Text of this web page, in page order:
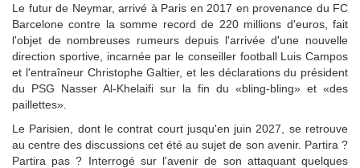
Le futur de Neymar, arrivé à Paris en 2017 en provenance du FC
Barcelone contre la somme record de 220 millions d'euros, fait
l'objet de nombreuses rumeurs depuis l'arrivée d'une nouvelle
direction sportive, incarnée par le conseiller football Luis Campos
et l'entraîneur Christophe Galtier, et les déclarations du président
du PSG Nasser Al-Khelaifi sur la fin du «bling-bling» et «des
paillettes».
Le Parisien, dont le contrat court jusqu'en juin 2027, se retrouve
au centre des discussions cet été au sujet de son avenir. Partira ?
Partira pas ? Interrogé sur l'avenir de son attaquant quelques